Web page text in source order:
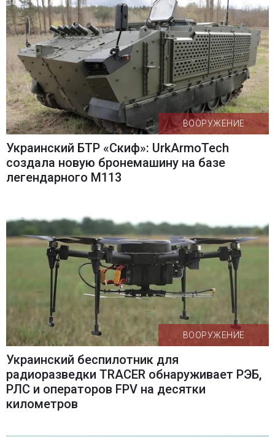
ВООРУЖЕНИЕ
Украинский БТР «Скиф»: UrkArmoTech
создала новую бронемашину на базе
легендарного M113
ВООРУЖЕНИЕ
Украинский беспилотник для
радиоразведки TRACER обнаруживает РЭБ,
РЛС и операторов FPV на десятки
километров